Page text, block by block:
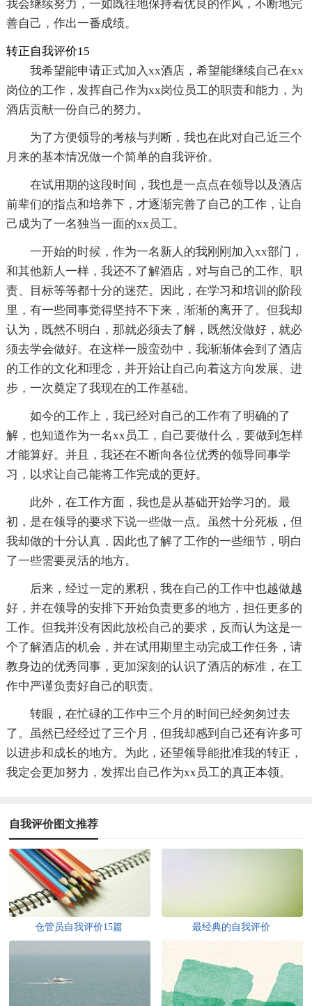
我会继续努力，一如既往地保持着优良的作风，不断地完
善自己，作出一番成绩。
转正自我评价15
我希望能申请正式加入xx酒店，希望能继续自己在xx
岗位的工作，发挥自己作为xx岗位员工的职责和能力，为
酒店贡献一份自己的努力。
为了方便领导的考核与判断，我也在此对自己近三个
月来的基本情况做一个简单的自我评价。
在试用期的这段时间，我也是一点点在领导以及酒店
前辈们的指点和培养下，才逐渐完善了自己的工作，让自
己成为了一名独当一面的xx员工。
一开始的时候，作为一名新人的我刚刚加入xx部门，
和其他新人一样，我还不了解酒店，对与自己的工作、职
责、目标等等都十分的迷茫。因此，在学习和培训的阶段
里，有一些同事觉得坚持不下来，渐渐的离开了。但我却
认为，既然不明白，那就必须去了解，既然没做好，就必
须去学会做好。在这样一股蛮劲中，我渐渐体会到了酒店
的工作的文化和理念，并开始让自己向着这方向发展、进
步，一次奠定了我现在的工作基础。
如今的工作上，我已经对自己的工作有了明确的了
解，也知道作为一名xx员工，自己要做什么，要做到怎样
才能算好。并且，我还在不断向各位优秀的领导同事学
习，以求让自己能将工作完成的更好。
此外，在工作方面，我也是从基础开始学习的。最
初，是在领导的要求下说一些做一点。虽然十分死板，但
我却做的十分认真，因此也了解了工作的一些细节，明白
了一些需要灵活的地方。
后来，经过一定的累积，我在自己的工作中也越做越
好，并在领导的安排下开始负责更多的地方，担任更多的
工作。但我并没有因此放松自己的要求，反而认为这是一
个了解酒店的机会，并在试用期里主动完成工作任务，请
教身边的优秀同事，更加深刻的认识了酒店的标准，在工
作中严谨负责好自己的职责。
转眼，在忙碌的工作中三个月的时间已经匆匆过去
了。虽然已经经过了三个月，但我却感到自己还有许多可
以进步和成长的地方。为此，还望领导能批准我的转正，
我定会更加努力，发挥出自己作为xx员工的真正本领。
自我评价图文推荐
仓管员自我评价15篇 最经典的自我评价